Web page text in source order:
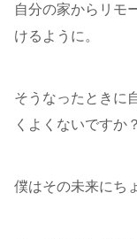
自分の家からリモ
けるように。
そうなったときに
くよくないですか
僕はその未来にち